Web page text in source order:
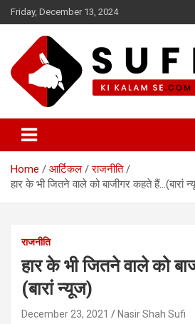
Skip
to
Friday, December 13, 2024
सूफी की कलम से
Home आर्टिकल
राजनीति
हार के भी जितने वाले को बाजीगर कहते हैं…(बारां
राजनीति
हार के भी जितने वाले को
(बारां न्यूज)
December 23, 2021 Nasir Shah Sufi